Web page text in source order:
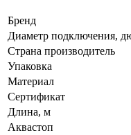
Бренд
Диаметр подключения,
Страна производитель
Упаковка
Материал
Сертификат
Длина, м
Аквастоп